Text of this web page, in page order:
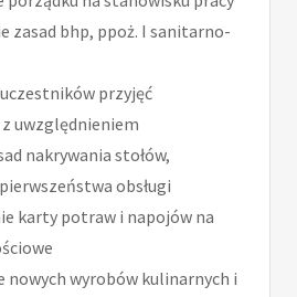
zasad bhp, ppoż. I sanitarno-
przyjęć
uwzględnieniem
nakrywania stołów,
obsługi
karty potraw i napojów na
nowych wyrobów kulinarnych i